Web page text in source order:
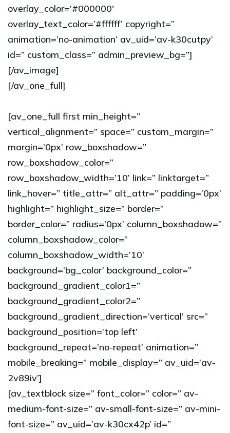
overlay_color=’#000000′
overlay_text_color=’#ffffff’ copyright=”
animation=’no-animation’ av_uid=’av-k30cutpy’
id=” custom_class=” admin_preview_bg=”]
[/av_image]
[/av_one_full]
[av_one_full first min_height=”
vertical_alignment=” space=” custom_margin=”
margin=’0px’ row_boxshadow=”
row_boxshadow_color=”
row_boxshadow_width=’10’ link=” linktarget=”
link_hover=” title_attr=” alt_attr=” padding=’0px’
highlight=” highlight_size=” border=”
border_color=” radius=’0px’ column_boxshadow=”
column_boxshadow_color=”
column_boxshadow_width=’10’
background=’bg_color’ background_color=”
background_gradient_color1=”
background_gradient_color2=”
background_gradient_direction=’vertical’ src=”
background_position=’top left’
background_repeat=’no-repeat’ animation=”
mobile_breaking=” mobile_display=” av_uid=’av-
2v89iv’]
[av_textblock size=” font_color=” color=” av-
medium-font-size=” av-small-font-size=” av-mini-
font-size=” av_uid=’av-k30cx42p’ id=”